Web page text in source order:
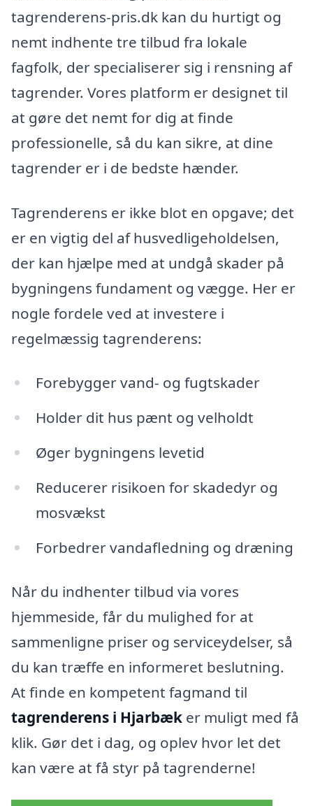
tagrenderens-pris.dk kan du hurtigt og
nemt indhente tre tilbud fra lokale
fagfolk, der specialiserer sig i rensning af
tagrender. Vores platform er designet til
at gøre det nemt for dig at finde
professionelle, så du kan sikre, at dine
tagrender er i de bedste hænder.
Tagrenderens er ikke blot en opgave; det
er en vigtig del af husvedligeholdelsen,
der kan hjælpe med at undgå skader på
bygningens fundament og vægge. Her er
nogle fordele ved at investere i
regelmæssig tagrenderens:
Forebygger vand- og fugtskader
Holder dit hus pænt og velholdt
Øger bygningens levetid
Reducerer risikoen for skadedyr og
mosvækst
Forbedrer vandafledning og dræning
Når du indhenter tilbud via vores
hjemmeside, får du mulighed for at
sammenligne priser og serviceydelser, så
du kan træffe en informeret beslutning.
At finde en kompetent fagmand til
tagrenderens i Hjarbæk er muligt med få
klik. Gør det i dag, og oplev hvor let det
kan være at få styr på tagrenderne!